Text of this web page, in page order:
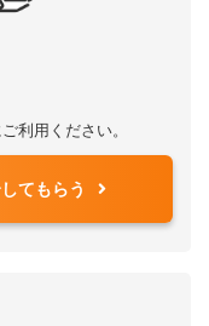
利用ください。
てもらう